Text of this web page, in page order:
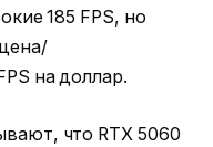
185 FPS, но
на доллар.
что RTX 5060